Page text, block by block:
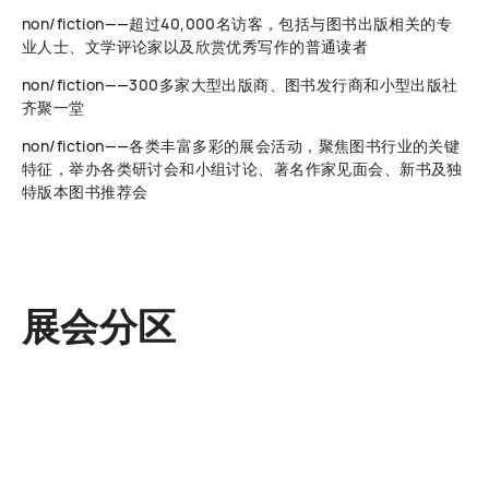
non/fiction——超过40,000名访客，包括与图书出版相关的专
业人士、文学评论家以及欣赏优秀写作的普通读者
non/fiction——300多家大型出版商、图书发行商和小型出版社
齐聚一堂
non/fiction——各类丰富多彩的展会活动，聚焦图书行业的关键
特征，举办各类研讨会和小组讨论、著名作家见面会、新书及独
特版本图书推荐会
展会分区